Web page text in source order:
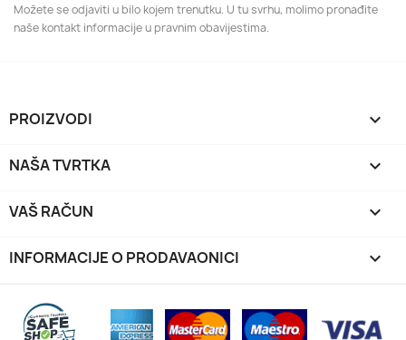
Možete se odjaviti u bilo kojem trenutku. U tu svrhu, molimo pronađite
naše kontakt informacije u pravnim obavijestima.
PROIZVODI 
NAŠA TVRTKA 
VAŠ RAČUN 
INFORMACIJE O PRODAVAONICI keyboard_arrow_down